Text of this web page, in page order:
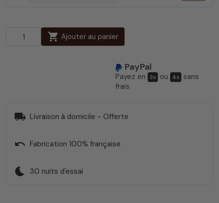
shopping_cart Ajouter au panier
PayPal
Payez en 3x ou 4x sans
frais
local_shipping Livraison à domicile - Offerte
undo Fabrication 100% française
bedtime 30 nuits d'essai